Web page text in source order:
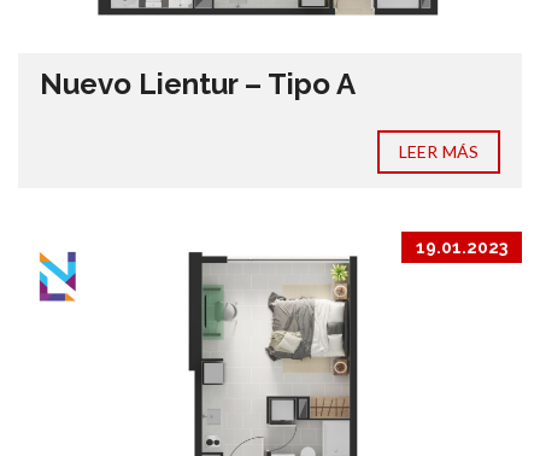
Nuevo Lientur – Tipo A
LEER MÁS
19.01.2023